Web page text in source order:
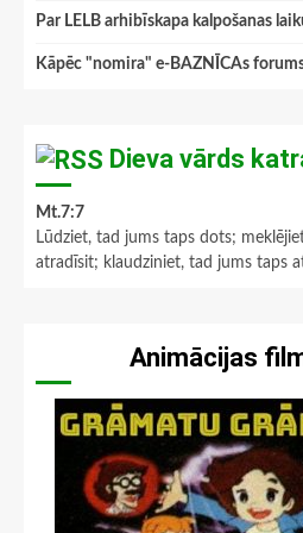
Par LELB arhibīskapa kalpošanas
Kāpēc "nomira" e-BAZNĪCAs
Dieva vārds
Mt.7:7
Lūdziet, tad jums taps dots;
atradīsit; klaudziniet, tad jums taps
Animācijas